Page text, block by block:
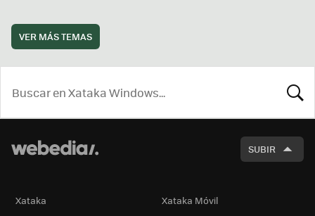
VER MÁS TEMAS
SUBIR
Xataka
Xataka Móvil